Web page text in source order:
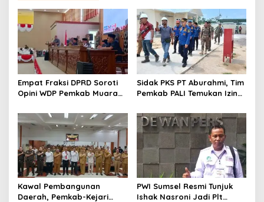
Empat Fraksi DPRD Soroti
Opini WDP Pemkab Muara
Kelola Keuangan
Sidak PKS PT Aburahmi, Tim
Pemkab PALI Temukan Izin
Kawal Pembangunan
Daerah, Pemkab-Kejari
PWI Sumsel Resmi Tunjuk
Ishak Nasroni Jadi Plt